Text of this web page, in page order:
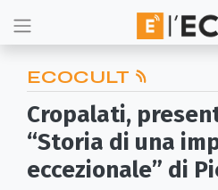
ECOCULT
Cropalati,
“Storia di una
eccezionale” di